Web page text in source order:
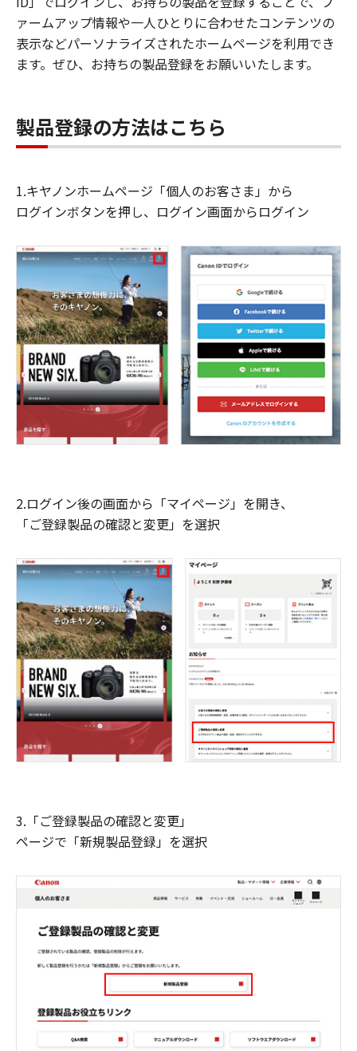
ァームアップ情報や一人ひとりに合わせたコンテンツの
表示などパーソナライズされたホームページを利用でき
ます。ぜひ、お持ちの製品登録をお願いいたします。
製品登録の方法はこちら
1.キヤノンホームページ「個人のお客さま」から
ログインボタンを押し、ログイン画面からログイン
2.ログイン後の画面から「マイページ」を開き、
「ご登録製品の確認と変更」を選択
3.「ご登録製品の確認と変更」
ページで「新規製品登録」を選択